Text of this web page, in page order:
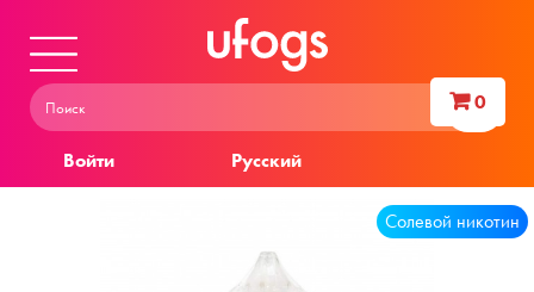
Войти Русский
0
Солевой никотин